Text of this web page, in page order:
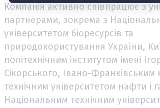
Компанія активно співпрацює з
партнерами, зокрема з
університетом біоресурсів та
природокористування України,
політехнічним інститутом імені
Сікорського, Івано-Франківським
технічним університетом нафти і
Національним технічним